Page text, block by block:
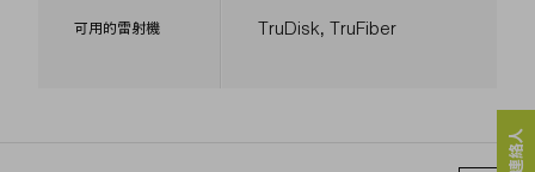
可用的雷射機 TruDisk, TruFiber